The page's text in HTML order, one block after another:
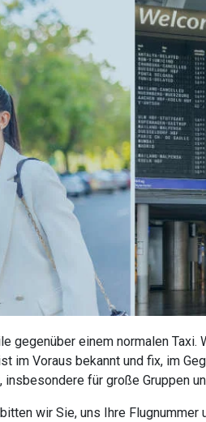
gegenüber einem normalen Taxi.
im Voraus bekannt und fix, im
für große Gruppen
wir Sie, uns Ihre